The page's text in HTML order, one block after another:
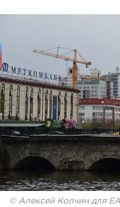
© Алексей Колчин для